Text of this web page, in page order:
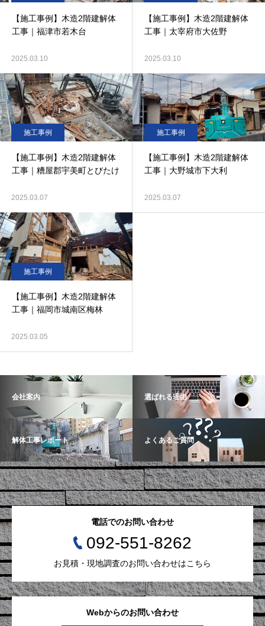
【施工事例】木造2階建解体
工事｜福津市若木台
2025.03.10
【施工事例】木造2階建解体
工事｜太宰府市大佐野
2025.03.10
施工事例
【施工事例】木造2階建解体
工事｜糟屋郡宇美町とびたけ
2025.03.07
施工事例
【施工事例】木造2階建解体
工事｜大野城市下大利
2025.03.07
施工事例
【施工事例】木造2階建解体
工事｜福岡市城南区梅林
2025.03.05
会社案内 選ばれる理由
解体工事レポート よくあるご質問
Webからのお問い合わせ
電話でのお問い合わせ
092-551-8262
お見積・現地調査のお問い合わせはこちら